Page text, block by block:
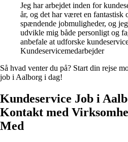
Jeg har arbejdet inden for
år, og det har været en fantastisk
spændende jobmuligheder, og
udvikle mig både personligt og
anbefale at udforske
Kundeservicemedarbejder
Så hvad venter du på? Start din rejse
job i Aalborg i dag!
Kundeservice Job i
Kontakt med
Med